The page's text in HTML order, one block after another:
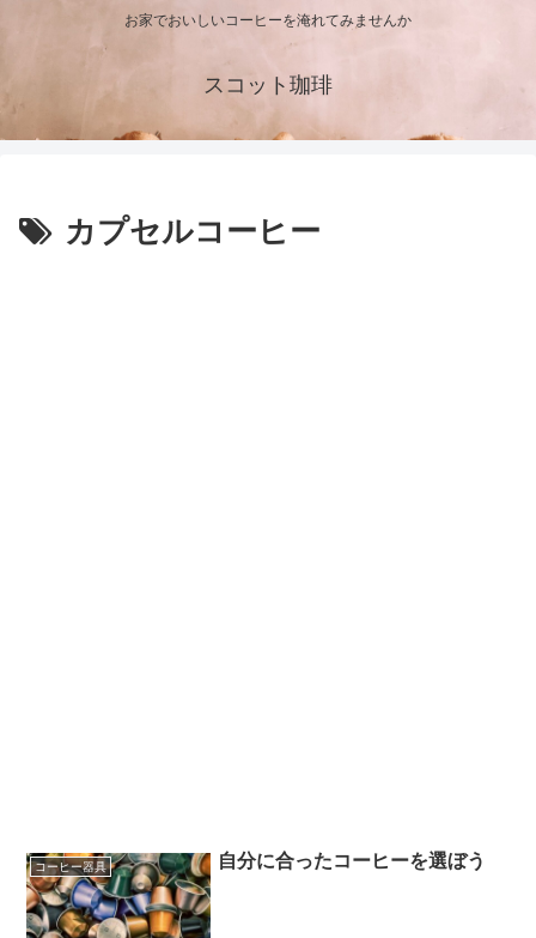
お家でおいしいコーヒーを淹れてみませんか
スコット珈琲
カプセルコーヒー
コーヒー器具 自分に合ったコーヒーを選ぼう